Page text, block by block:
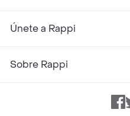
Únete a Rappi
Sobre Rappi